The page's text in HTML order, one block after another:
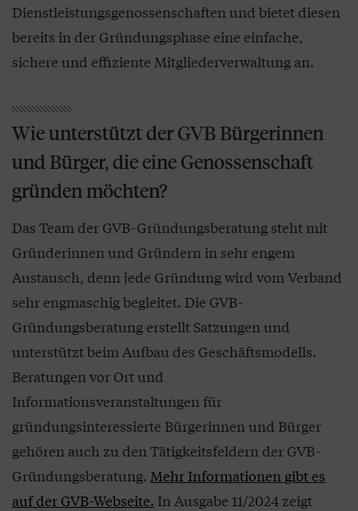
Dienstleistungsgenossenschaften und bietet diesen
bereits in der Gründungsphase eine einfache,
sichere und effiziente Mitgliederverwaltung an.
Wie unterstützt der GVB Bürgerinnen
und Bürger, die eine Genossenschaft
gründen möchten?
Das Team der GVB-Gründungsberatung steht mit
Gründerinnen und Gründern in sehr engem
Austausch, denn jede Gründung wird vom Verband
sehr engmaschig begleitet. Die GVB-
Gründungsberatung erstellt Satzungen und
unterstützt beim Aufbau des Geschäftsmodells.
Beratungen vor Ort und
Informationsveranstaltungen für
gründungsinteressierte Bürgerinnen und Bürger
gehören auch zu den Tätigkeitsfeldern der GVB-
Gründungsberatung. Mehr Informationen gibt es
auf der GVB-Webseite. In Ausgabe 11/2024 zeigt